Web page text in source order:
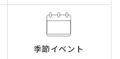
季節イベント